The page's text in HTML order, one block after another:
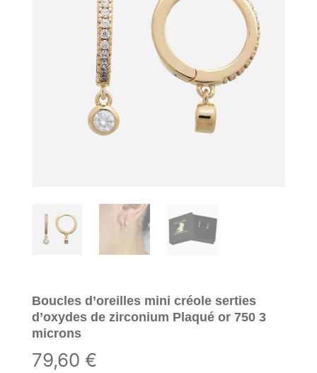
Boucles d’oreilles mini créole serties
d’oxydes de zirconium Plaqué or 750 3
microns
79,60 €